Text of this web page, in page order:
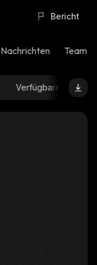
Bericht
Nachrichten Team-
Verfügbare Menge